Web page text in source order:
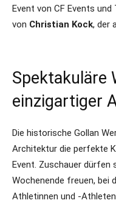
Event von CF Events
von Christian Kock, der
Spektakuläre
einzigartiger
Die historische Gollan
Architektur die perfekte
Event. Zuschauer dürfen
Wochenende freuen, bei
Athletinnen und -